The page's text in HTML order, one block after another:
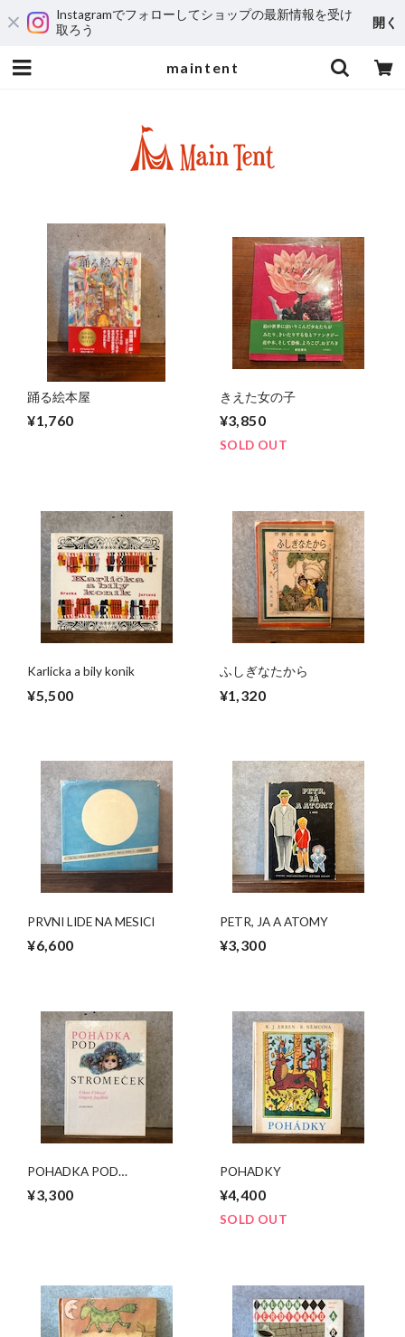
Instagramでフォローしてショップの最新情報を受け
取ろう
開く
maintent
踊る絵本屋
¥1,760
きえた女の子
¥3,850
SOLD OUT
Karlicka a bily konik
¥5,500
ふしぎなたから
¥1,320
PRVNI LIDE NA MESICI
¥6,600
PETR, JA A ATOMY
¥3,300
POHADKA POD
STROMECEK
¥3,300
POHADKY
¥4,400
SOLD OUT